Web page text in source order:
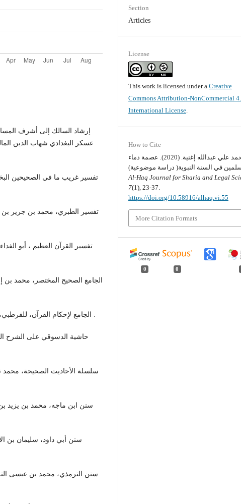
Section
Articles
License
This work is licensed under aCreative
Commons Attribution-NonCommercial
International License.
How to Cite
محمد علي عبدالله إغنية. (2020). عصمة دماء
Al-Haq Journal for Sharia and Legal
7(1), 23-37.
https://doi.org/10.58916/alhaq.vi.55
More Citation Formats
0 0